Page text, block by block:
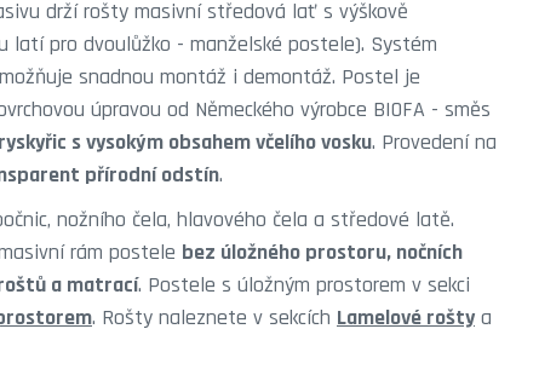
drží rošty masivní středová lať s výškově
latí pro dvoulůžko - manželské postele). Systém
snadnou montáž i demontáž. Postel je
úpravou od Německého výrobce BIOFA - směs
s vysokým obsahem včelího vosku. Provedení na
přírodní odstín.
nožního čela, hlavového čela a středové latě.
rám postele bez úložného prostoru, nočních
a matrací. Postele s úložným prostorem v sekci
. Rošty naleznete v sekcích Lamelové rošty a